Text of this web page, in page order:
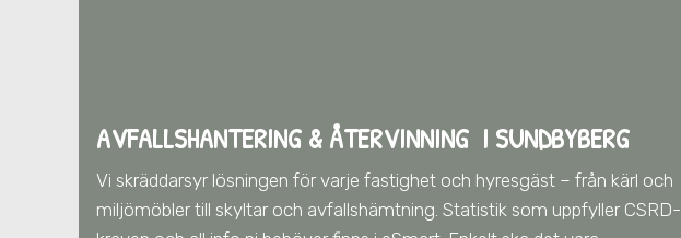
AVFALLSHANTERING & ÅTERVINNING I SUNDBYBERG
Vi skräddarsyr lösningen för varje fastighet och hyresgäst – från kärl och
miljömöbler till skyltar och avfallshämtning. Statistik som uppfyller CSRD-